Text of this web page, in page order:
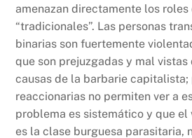
amenazan directamente los
“tradicionales”. Las personas
binarias son fuertemente
que son prejuzgadas y mal vistas
causas de la barbarie capitalista;
reaccionarias no permiten ver a
problema es sistemático y que el
es la clase burguesa parasitaria,